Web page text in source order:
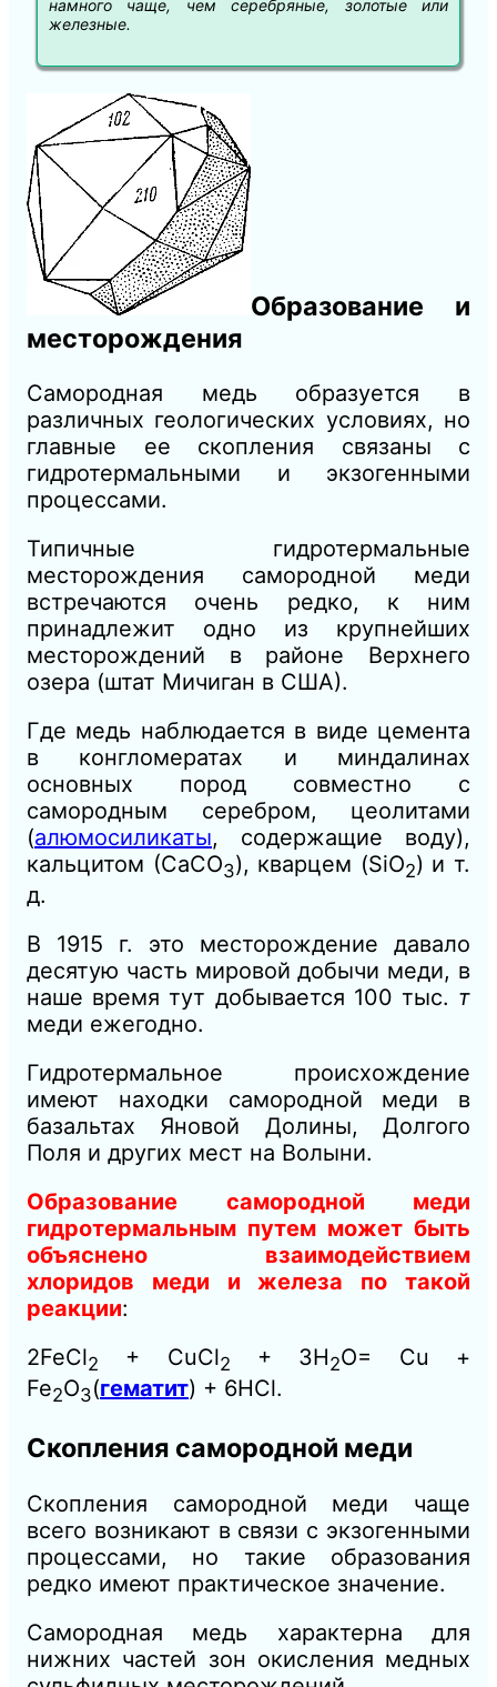
намного чаще, чем серебряные, золотые или
железные.
Образование и
месторождения
Самородная медь образуется в
различных геологических условиях, но
главные ее скопления связаны с
гидротермальными и экзогенными
процессами.
Типичные гидротермальные
месторождения самородной меди
встречаются очень редко, к ним
принадлежит одно из крупнейших
месторождений в районе Верхнего
озера (штат Мичиган в США).
Где медь наблюдается в виде цемента
в конгломератах и миндалинах
основных пород совместно с
самородным серебром, цеолитами
(алюмосиликаты, содержащие воду),
кальцитом (СаСО3), кварцем (SiO2) и т.
д.
В 1915 г. это месторождение давало
десятую часть мировой добычи меди, в
наше время тут добывается 100 тыс. т
меди ежегодно.
Гидротермальное происхождение
имеют находки самородной меди в
базальтах Яновой Долины, Долгого
Поля и других мест на Волыни.
Образование самородной меди
гидротермальным путем может быть
объяснено взаимодействием
хлоридов меди и железа по такой
реакции:
2FeCl2 + CuCl2 + 3H2О= Сu +
Fe2О3(гематит) + 6НСl.
Скопления самородной меди
Скопления самородной меди чаще
всего возникают в связи с экзогенными
процессами, но такие образования
редко имеют практическое значение.
Самородная медь характерна для
нижних частей зон окисления медных